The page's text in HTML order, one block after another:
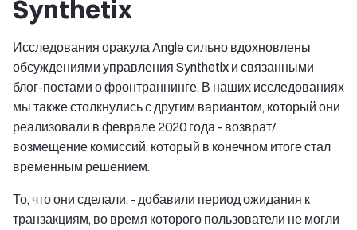
Synthetix
Исследования оракула Angle сильно вдохновлены
обсуждениями управления Synthetix и связанными
блог-постами о фронтраннинге. В наших исследованиях
мы также столкнулись с другим вариантом, который они
реализовали в феврале 2020 года - возврат/
возмещение комиссий, который в конечном итоге стал
временным решением.
То, что они сделали, - добавили период ожидания к
транзакциям, во время которого пользователи не могли